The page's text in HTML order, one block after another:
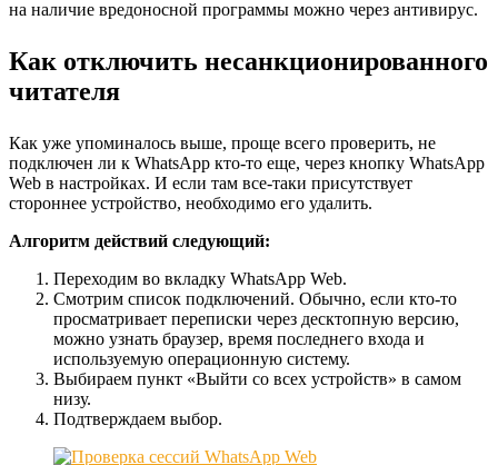
на наличие вредоносной программы можно через антивирус.
Как отключить несанкционированного
читателя
Как уже упоминалось выше, проще всего проверить, не
подключен ли к WhatsApp кто-то еще, через кнопку WhatsApp
Web в настройках. И если там все-таки присутствует
стороннее устройство, необходимо его удалить.
Алгоритм действий следующий:
Переходим во вкладку WhatsApp Web.
Смотрим список подключений. Обычно, если кто-то
просматривает переписки через десктопную версию,
можно узнать браузер, время последнего входа и
используемую операционную систему.
Выбираем пункт «Выйти со всех устройств» в самом
низу.
Подтверждаем выбор.